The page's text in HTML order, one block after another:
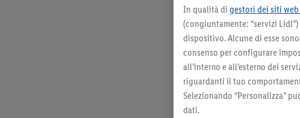
1.
per 140g
In qualità di gestori dei siti
(congiuntamente: “servizi
dispositivo. Alcune di esse
consenso per configurare
all’interno e all’esterno dei
riguardanti il tuo
Selezionando “Personalizza”
dati.